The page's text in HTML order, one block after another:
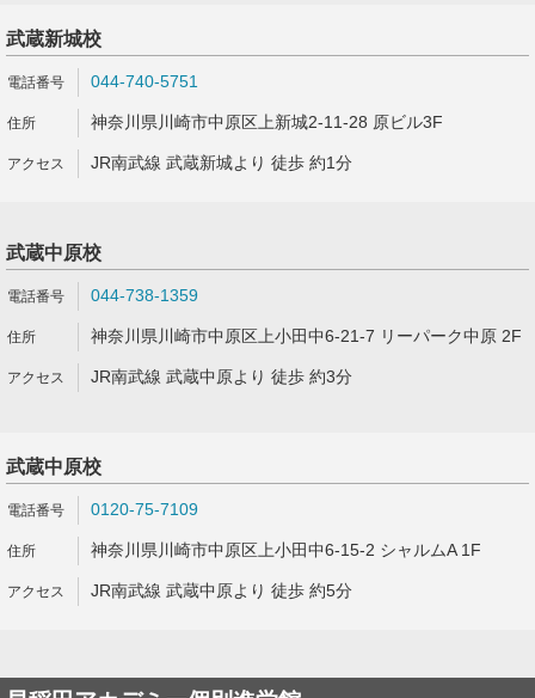
武蔵新城校
044-740-5751
神奈川県川崎市中原区上新城2-11-28 原ビル3F
JR南武線 武蔵新城より 徒歩 約1分
武蔵中原校
044-738-1359
神奈川県川崎市中原区上小田中6-21-7 リーパーク中原 2F
JR南武線 武蔵中原より 徒歩 約3分
武蔵中原校
0120-75-7109
神奈川県川崎市中原区上小田中6-15-2 シャルムA 1F
JR南武線 武蔵中原より 徒歩 約5分